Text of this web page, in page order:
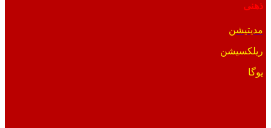
ذهنی
مدیتیشن
ریلکسیشن
یوگا